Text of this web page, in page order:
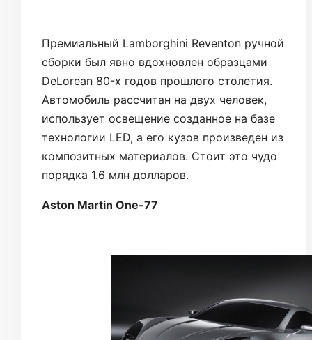
Премиальный Lamborghini Reventon ручной
сборки был явно вдохновлен образцами
DeLorean 80-х годов прошлого столетия.
Автомобиль рассчитан на двух человек,
использует освещение созданное на базе
технологии LED, а его кузов произведен из
композитных материалов. Стоит это чудо
порядка 1.6 млн долларов.
Aston Martin One-77